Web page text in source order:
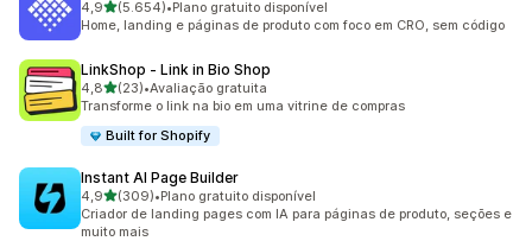
4,9de 5 estrelas
(5.654)
5654 avaliações ao todo
•Plano gratuito disponível
Home, landing e páginas de produto com foco em CRO, sem código
LinkShop ‑ Link in Bio Shop
4,8de 5 estrelas
(23)
23 avaliações ao todo
•Avaliação gratuita
Transforme o link na bio em uma vitrine de compras
Built for Shopify
Instant AI Page Builder
4,9de 5 estrelas
(309)
309 avaliações ao todo
•Plano gratuito disponível
Criador de landing pages com IA para páginas de produto, seções e
muito mais